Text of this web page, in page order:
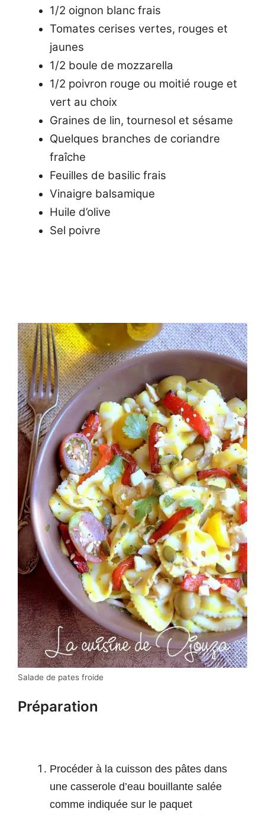
1/2 oignon blanc frais
Tomates cerises vertes, rouges et
jaunes
1/2 boule de mozzarella
1/2 poivron rouge ou moitié rouge et
vert au choix
Graines de lin, tournesol et sésame
Quelques branches de coriandre
fraîche
Feuilles de basilic frais
Vinaigre balsamique
Huile d’olive
Sel poivre
Salade de pates froide
Préparation
Procéder à la cuisson des pâtes dans
une casserole d’eau bouillante salée
comme indiquée sur le paquet